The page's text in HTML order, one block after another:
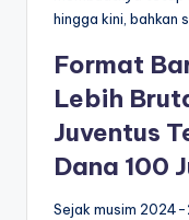
hingga kini, bahkan
Format
Lebih
Juventus
Dana 100
Sejak musim